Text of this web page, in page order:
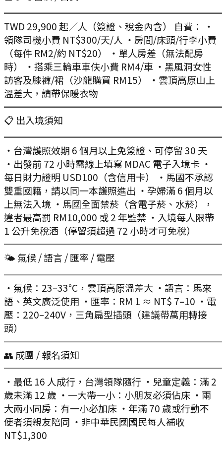
TWD 29,900 起／人（簽證、稅金內含） 自費： ・
領隊司機小費 NT$300/天/人 ・房間/床頭/行李小費
（每件 RM2/約 NT$20） ・單人房差（無法配房
時） ・搭乘三輪車車伕小費 RM4/車 ・黑風洞女性
訪客及膝褲/裙（沙龍購買 RM15） ・雲頂高原山上
溫差大，請帶保暖衣物
📋 出入境須知
・台灣護照效期 6 個月以上免簽證、可停留 30 天
・出發前 72 小時需線上填寫 MDAC 電子入境卡 ・
每日財力證明 USD100（含信用卡） ・馬國不承認
雙重國籍，請以同一本護照進出 ・孕婦滿 6 個月以
上無法入境 ・馬國全面禁菸（含電子菸、水菸），
違者最高罰 RM10,000 或 2 年監禁 ・入境每人限帶
1 公升免稅酒（停留須超過 72 小時才可免稅）
🌤 氣候 / 語言 / 匯率 / 電壓
・氣候：23–33°C，雲頂高原溫差大 ・語言：馬來
語、英文廣泛使用 ・匯率：RM 1 ≈ NT$ 7–10 ・電
壓：220–240V，三角扁型插頭（建議帶萬用轉接
頭）
👥 成團 / 報名須知
・最低 16 人成行，台灣領隊隨行 ・兒童定義：滿 2
歲未滿 12 歲 ・一大帶一小：小朋友必須佔床 ・兩
大兩小同房：有一小必加床 ・年滿 70 歲或行動不
便者須親友陪同 ・非中華民國國民每人補收
NT$1,300